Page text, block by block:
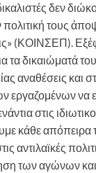
δεν
πολιτική τους
(ΚΟΙΝΣΕΠ).
τα δικαιώματά
αναθέσεις και
εργαζομένων να
στις
κάθε
στις αντιλαϊκές
των αγώνων